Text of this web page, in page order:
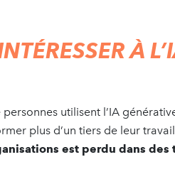
RESSERÀ L’
utilisent l’IA
plus d’un tiers de leur
est perdu dans